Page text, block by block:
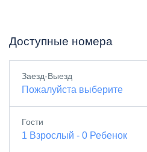
Доступные номера
Заезд-Выезд
Пожалуйста выберите
Гости
1 Взрослый - 0 Ребенок